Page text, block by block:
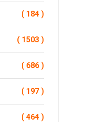
( 184 )
( 1503 )
( 686 )
( 197 )
( 464 )